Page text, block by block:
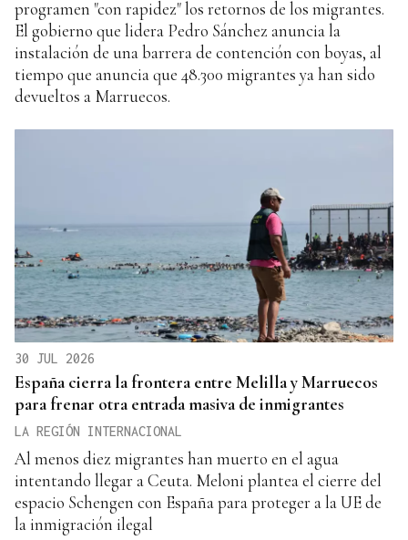
programen "con rapidez" los retornos de los migrantes.
El gobierno que lidera Pedro Sánchez anuncia la
instalación de una barrera de contención con boyas, al
tiempo que anuncia que 48.300 migrantes ya han sido
devueltos a Marruecos.
30 JUL 2026
España cierra la frontera entre Melilla y Marruecos
para frenar otra entrada masiva de inmigrantes
LA REGIÓN INTERNACIONAL
Al menos diez migrantes han muerto en el agua
intentando llegar a Ceuta. Meloni plantea el cierre del
espacio Schengen con España para proteger a la UE de
la inmigración ilegal